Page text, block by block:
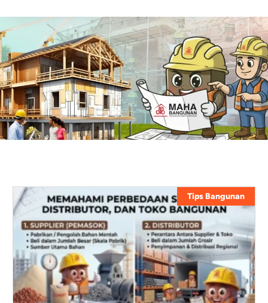
Tips Bangunan